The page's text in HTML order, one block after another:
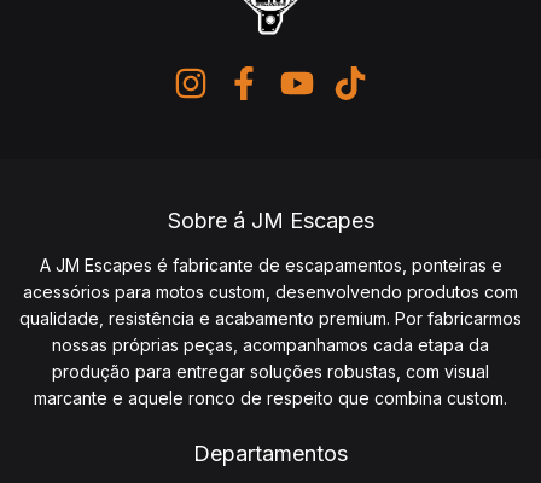
Sobre á JM Escapes
A JM Escapes é fabricante de escapamentos, ponteiras e
acessórios para motos custom, desenvolvendo produtos com
qualidade, resistência e acabamento premium. Por fabricarmos
nossas próprias peças, acompanhamos cada etapa da
produção para entregar soluções robustas, com visual
marcante e aquele ronco de respeito que combina custom.
Departamentos